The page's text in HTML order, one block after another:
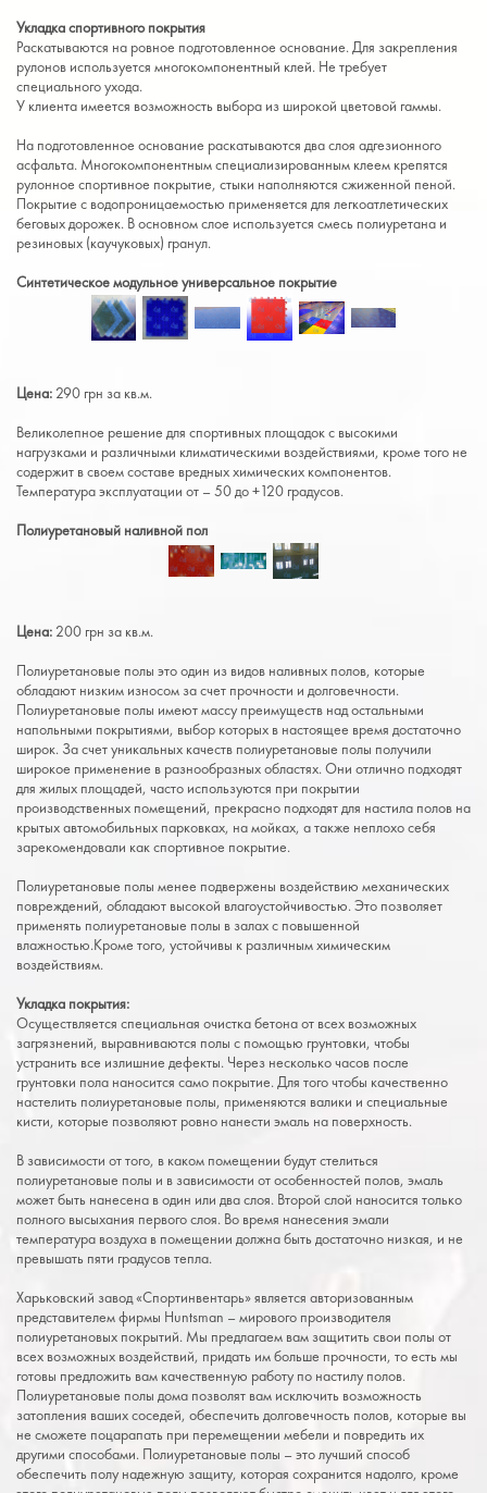
Укладка спортивного покрытия
Раскатываются на ровное подготовленное основание. Для закрепления
рулонов используется многокомпонентный клей. Не требует
специального ухода.
У клиента имеется возможность выбора из широкой цветовой гаммы.
На подготовленное основание раскатываются два слоя адгезионного
асфальта. Многокомпонентным специализированным клеем крепятся
рулонное спортивное покрытие, стыки наполняются сжиженной пеной.
Покрытие с водопроницаемостью применяется для легкоатлетических
беговых дорожек. В основном слое используется смесь полиуретана и
резиновых (каучуковых) гранул.
Синтетическое модульное универсальное покрытие
Цена: 290 грн за кв.м.
Великолепное решение для спортивных площадок с высокими
нагрузками и различными климатическими воздействиями, кроме того не
содержит в своем составе вредных химических компонентов.
Температура эксплуатации от – 50 до +120 градусов.
Полиуретановый наливной пол
Цена: 200 грн за кв.м.
Полиуретановые полы это один из видов наливных полов, которые
обладают низким износом за счет прочности и долговечности.
Полиуретановые полы имеют массу преимуществ над остальными
напольными покрытиями, выбор которых в настоящее время достаточно
широк. За счет уникальных качеств полиуретановые полы получили
широкое применение в разнообразных областях. Они отлично подходят
для жилых площадей, часто используются при покрытии
производственных помещений, прекрасно подходят для настила полов на
крытых автомобильных парковках, на мойках, а также неплохо себя
зарекомендовали как спортивное покрытие.
Полиуретановые полы менее подвержены воздействию механических
повреждений, обладают высокой влагоустойчивостью. Это позволяет
применять полиуретановые полы в залах с повышенной
влажностью.Кроме того, устойчивы к различным химическим
воздействиям.
Укладка покрытия:
Осуществляется специальная очистка бетона от всех возможных
загрязнений, выравниваются полы с помощью грунтовки, чтобы
устранить все излишние дефекты. Через несколько часов после
грунтовки пола наносится само покрытие. Для того чтобы качественно
настелить полиуретановые полы, применяются валики и специальные
кисти, которые позволяют ровно нанести эмаль на поверхность.
В зависимости от того, в каком помещении будут стелиться
полиуретановые полы и в зависимости от особенностей полов, эмаль
может быть нанесена в один или два слоя. Второй слой наносится только
полного высыхания первого слоя. Во время нанесения эмали
температура воздуха в помещении должна быть достаточно низкая, и не
превышать пяти градусов тепла.
Харьковский завод «Спортинвентарь» является авторизованным
представителем фирмы Huntsman – мирового производителя
полиуретановых покрытий. Мы предлагаем вам защитить свои полы от
всех возможных воздействий, придать им больше прочности, то есть мы
готовы предложить вам качественную работу по настилу полов.
Полиуретановые полы дома позволят вам исключить возможность
затопления ваших соседей, обеспечить долговечность полов, которые вы
не сможете поцарапать при перемещении мебели и повредить их
другими способами. Полиуретановые полы – это лучший способ
обеспечить полу надежную защиту, которая сохранится надолго, кроме